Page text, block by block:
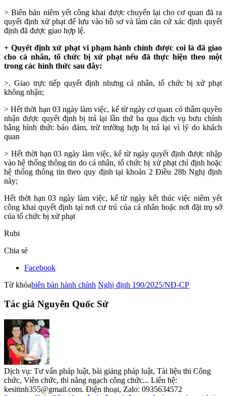
> Biên bản niêm yết công khai được chuyển lại cho cơ quan đã ra
quyết định xử phạt để lưu vào hồ sơ và làm căn cứ xác định quyết
định đã được giao hợp lệ.
+ Quyết định xử phạt vi phạm hành chính được coi là đã giao
cho cá nhân, tổ chức bị xử phạt nếu đã thực hiện theo một
trong các hình thức sau đây:
>. Giao trực tiếp quyết định nhưng cá nhân, tổ chức bị xử phạt
không nhận;
> Hết thời hạn 03 ngày làm việc, kể từ ngày cơ quan có thẩm quyền
nhận được quyết định bị trả lại lần thứ ba qua dịch vụ bưu chính
bằng hình thức bảo đảm, trừ trường hợp bị trả lại vì lý do khách
quan
> Hết thời hạn 03 ngày làm việc, kể từ ngày quyết định được nhập
vào hệ thống thông tin do cá nhân, tổ chức bị xử phạt chỉ định hoặc
hệ thống thông tin theo quy định tại khoản 2 Điều 28b Nghị định
này;
Hết thời hạn 03 ngày làm việc, kể từ ngày kết thúc việc niêm yết
công khai quyết định tại nơi cư trú của cá nhân hoặc nơi đặt trụ sở
của tổ chức bị xử phạt
Rubi
Chia sẻ
Facebook
Từ khóabiên bản hành chính Nghị định 190/2025/NĐ-CP
Tác giả Nguyễn Quốc Sử
Dịch vụ: Tư vấn pháp luật, bài giảng pháp luật, Tài liệu thi Công
chức, Viên chức, thi nâng ngạch công chức... Liên hệ:
kesitinh355@gmail.com. Điện thoại, Zalo: 0935634572